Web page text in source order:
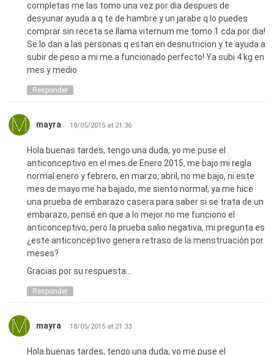
completas me las tomo una vez por dia despues de
desyunar ayuda a q te de hambre y un jarabe q lo puedes
comprar sin receta se llama viternum me tomo 1 cda por dia!
Se lo dan a las personas q estan en desnutricion y te ayuda a
subir de peso a mi me a funcionado perfecto! Ya subi 4 kg en
mes y medio
Responder
mayra 18/05/2015 at 21:36
Hola buenas tardes, tengo una duda, yo me puse el
anticonceptivo en el mes de Enero 2015, me bajo mi regla
normal enero y febrero, en marzo, abril, no me bajo, ni este
mes de mayo me ha bajado, me siento normal, ya me hice
una prueba de embarazo casera para saber si se trata de un
embarazo, pensé en que a lo mejor no me funciono el
anticonceptivo, pero la prueba salio negativa, mi pregunta es
¿este anticonceptivo genera retraso de la menstruación por
meses?
Gracias por su respuesta…
Responder
mayra 18/05/2015 at 21:33
Hola buenas tardes, tengo una duda, yo me puse el